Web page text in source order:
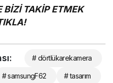
BİZİ TAKİP ETMEK
# dörtlükarekamera
# samsungF62 # tasarım